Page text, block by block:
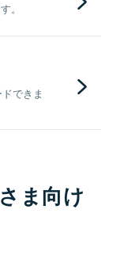
。
できま
ま向け